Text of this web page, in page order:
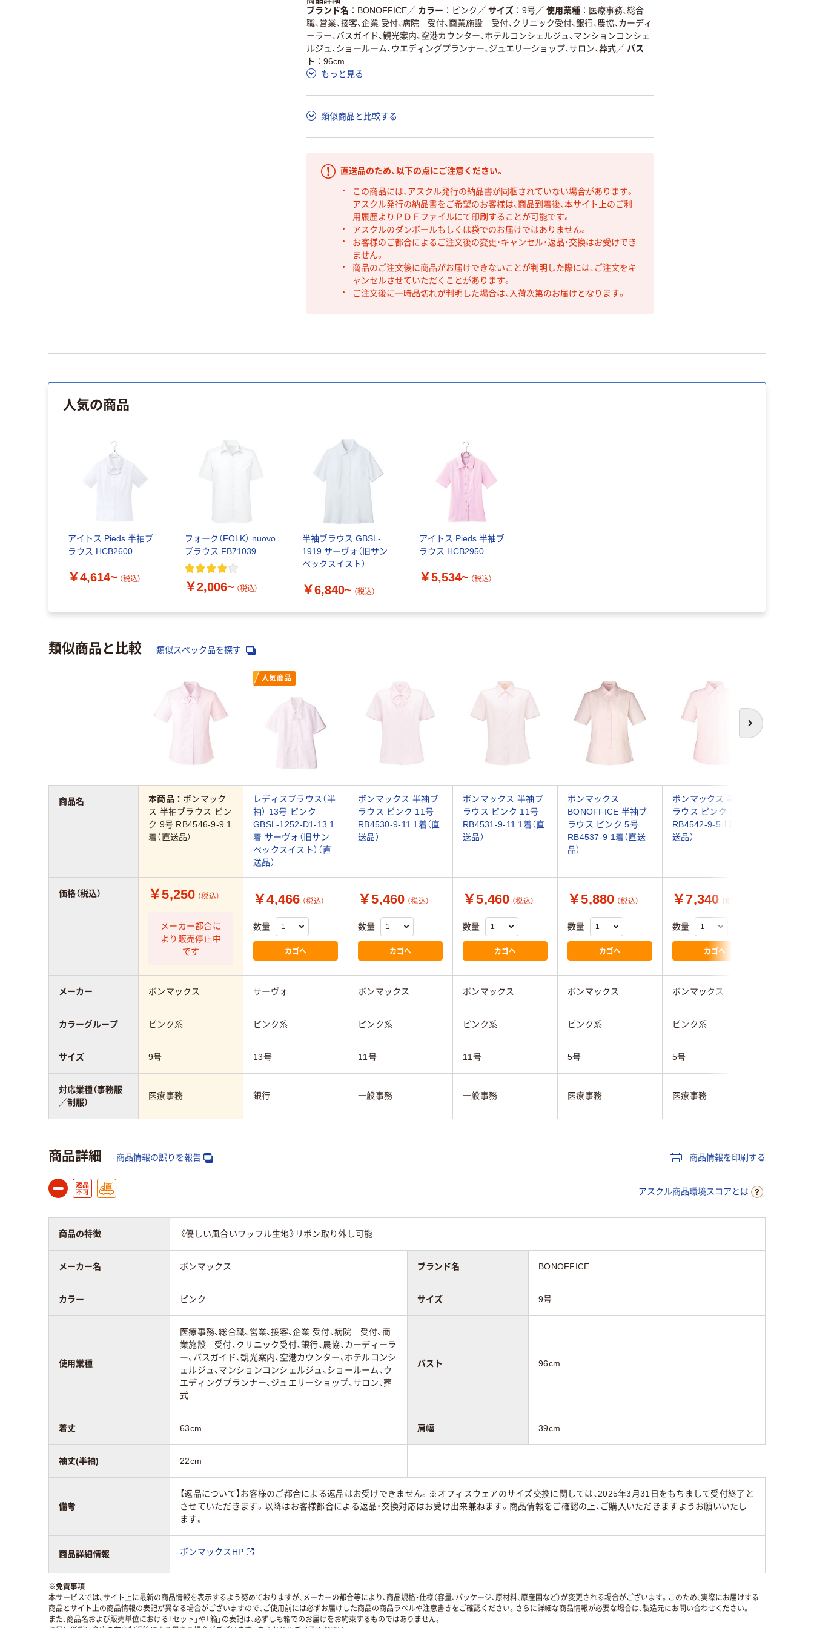
ブランド名
BONOFFICE／ カラー ピンク ／ サイズ 9号／ 使用業種
医療事務、総合
職、営業、接客、企業 受付、病院 受付、商業施設 受付、クリニック受付、銀行、農協、カーディ
ーラー、バスガイド、観光案内、空港カウンター、ホテルコンシェルジュ、マンションコンシェ
ルジュ、ショールーム、ウエディングプランナー、ジュエリーショップ、サロン、葬式／ バス
ト
96cm
もっと見る
類似商品と比較する
直送品のため、以下の点にご注意ください。
この商品には、アスクル発行の納品書が同梱されていない場合があります。
アスクル発行の納品書をご希望のお客様は、商品到着後、本サイト上のご利
用履歴よりＰＤＦファイルにて印刷することが可能です。
アスクルのダンボールもしくは袋でのお届けではありません。
お客様のご都合によるご注文後の変更・キャンセル・返品・交換はお受けでき
ません。
商品のご注文後に商品がお届けできないことが判明した際には、ご注文をキ
ャンセルさせていただくことがあります。
ご注文後に一時品切れが判明した場合は、入荷次第のお届けとなります。
人気の商品
アイトス Pieds 半袖ブ
ラウス HCB2600
￥4,614~ （税込）
フォーク（FOLK） nuovo
ブラウス FB71039
￥2,006~ （税込）
半袖ブラウス GBSL-
1919 サーヴォ（旧サン
ペックスイスト）
￥6,840~ （税込）
アイトス Pieds 半袖ブ
ラウス HCB2950
￥5,534~ （税込）
類似商品と比較 類似スペック品を探す
次へ
人気商品
本商品： ボンマック
ス 半袖ブラウス ピン
ク 9号 RB4546-9-9 1
着（直送品）
レディスブラウス（半
袖） 13号 ピンク
GBSL-1252-D1-13 1
着 サーヴォ（旧サン
ペックスイスト）（直
送品）
ボンマックス 半袖ブ
ラウス ピンク 11号
RB4530-9-11 1着（直
送品）
ボンマックス 半袖ブ
ラウス ピンク 11号
RB4531-9-11 1着（直
送品）
ボンマックス
BONOFFICE 半袖ブ
ラウス ピンク 5号
RB4537-9 1着（直送
品）
ボンマックス 半袖ブ
ラウス ピンク 5号
RB4542-9-5 1着（直
送品）
￥5,250 （税込）
メーカー都合に
より販売停止中
です
￥4,466 （税込）
数量
カゴへ
￥5,460 （税込）
数量
カゴへ
￥5,460 （税込）
数量
カゴへ
￥5,880 （税込）
数量
カゴへ
￥7,340 （税込）
数量
カゴへ
ボンマックス サーヴォ ボンマックス ボンマックス ボンマックス ボンマックス
ピンク系 ピンク系 ピンク系 ピンク系 ピンク系 ピンク系
9号 13号 11号 11号 5号 5号
医療事務 銀行 一般事務 一般事務 医療事務 医療事務
商品名
価格（税込）
メーカー
カラーグループ
サイズ
対応業種（事務服
／制服）
商品詳細 商品情報の誤りを報告 商品情報を印刷する
アスクル商品環境スコアとは
商品の特徴 《優しい風合いワッフル生地》リボン取り外し可能
メーカー名 ボンマックス ブランド名 BONOFFICE
カラー ピンク サイズ 9号
使用業種
医療事務、総合職、営業、接客、企業 受付、病院 受付、商
業施設 受付、クリニック受付、銀行、農協、カーディーラ
ー、バスガイド、観光案内、空港カウンター、ホテルコンシ
ェルジュ、マンションコンシェルジュ、ショールーム、ウ
エディングプランナー、ジュエリーショップ、サロン、葬
式
バスト 96cm
着丈 63cm 肩幅 39cm
袖丈(半袖) 22cm
備考
【返品について】お客様のご都合による返品はお受けできません。※オフィスウェアのサイズ交換に関しては、2025年3月31日をもちまして受付終了と
させていただきます。以降はお客様都合による返品・交換対応はお受け出来兼ねます。商品情報をご確認の上、ご購入いただきますようお願いいたし
ます。
商品詳細情報 ボンマックスHP
※免責事項
本サービスでは、サイト上に最新の商品情報を表示するよう努めておりますが、メーカーの都合等により、商品規格・仕様（容量、パッケージ、原材料、原産国など）が変更される場合がございます。このため、実際にお届けする
商品とサイト上の商品情報の表記が異なる場合がございますので、ご使用前には必ずお届けした商品の商品ラベルや注意書きをご確認ください。さらに詳細な商品情報が必要な場合は、製造元にお問い合わせください。
また、商品名および販売単位における「セット」や「箱」の表記は、必ずしも箱でのお届けをお約束するものではありません。